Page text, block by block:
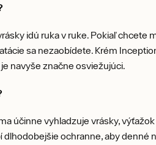
idú ruka v ruke. Pokiaľ chcete
sa nezaobídete. Krém
navyše značne osviežujúci.
účinne vyhladzuje vrásky,
dlhodobejšie ochranne, aby denné